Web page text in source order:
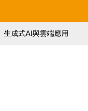
生成式AI與雲端應用